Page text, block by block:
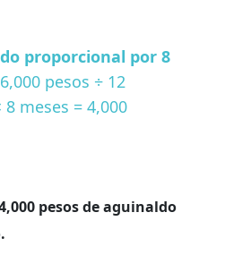
proporcional por 8
pesos ÷ 12
8 meses = 4,000
pesos de aguinaldo